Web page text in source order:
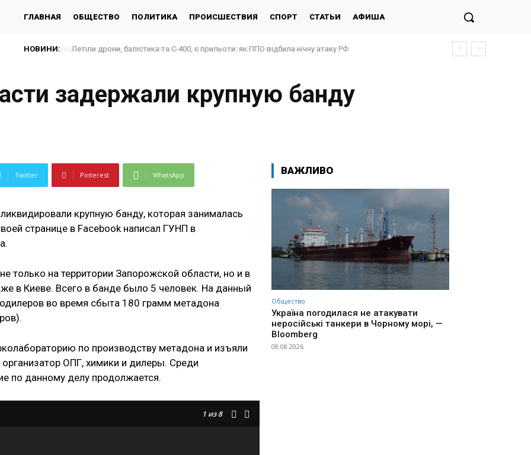
ГЛАВНАЯ ОБЩЕСТВО ПОЛИТИКА ПРОИСШЕСТВИЯ СПОРТ СТАТЬИ АФИША
НОВИНИ: Летіли дрони, балістика та С-400, є прильоти: як ППО відбила нічну атаку РФ
задержали крупную банду
Twitter Pinterest WhatsApp
крупную банду, которая занималась
странице в Facebook написал ГУНП в
только на территории Запорожской области, но и в
в Киеве. Всего в банде было 5 человек. На данный
во время сбыта 180 грамм метадона
по производству метадона и изъяли
ОПГ, химики и дилеры. Среди
по данному делу продолжается.
1 из 8
ВАЖЛИВО
Общество
Україна погодилася не атакувати
неросійські танкери в Чорному морі, —
Bloomberg
08.08.2026